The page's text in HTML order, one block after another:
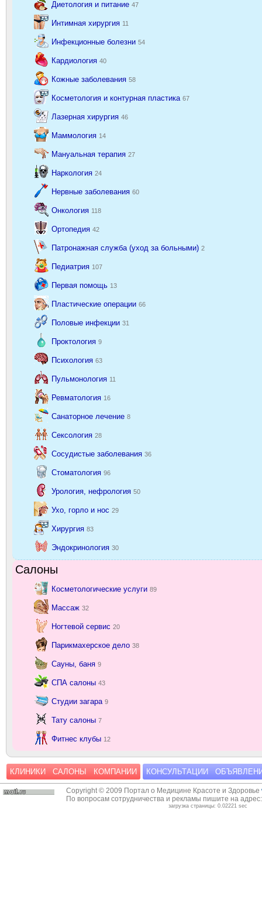
Диетология и питание 47
Интимная хирургия 11
Инфекционные болезни 54
Кардиология 40
Кожные заболевания 58
Косметология и контурная пластика 67
Лазерная хирургия 46
Маммология 14
Мануальная терапия 27
Наркология 24
Нервные заболевания 60
Онкология 118
Ортопедия 42
Патронажная служба (уход за больными) 2
Педиатрия 107
Первая помощь 13
Пластические операции 66
Половые инфекции 31
Проктология 9
Психология 63
Пульмонология 11
Ревматология 16
Санаторное лечение 8
Сексология 28
Сосудистые заболевания 36
Стоматология 96
Урология, нефрология 50
Ухо, горло и нос 29
Хирургия 83
Эндокринология 30
Салоны
Косметологические услуги 89
Массаж 32
Ногтевой сервис 20
Парикмахерское дело 38
Сауны, баня 9
СПА салоны 43
Студии загара 9
Тату салоны 7
Фитнес клубы 12
КЛИНИКИ САЛОНЫ КОМПАНИИ КОНСУЛЬТАЦИИ
Copyright © 2009 Портал о Медицине Красоте и Здоровье
По вопросам сотрудничества и рекламы пишите на
загрузка страницы: 0.02221 sec